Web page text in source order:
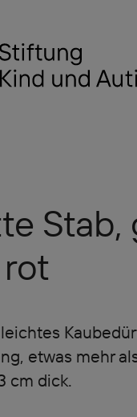
Stab,
etwas mehr
cm dick.